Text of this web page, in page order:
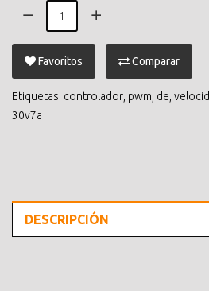
Favoritos Comparar
Etiquetas: controlador pwm de
30v7a
DESCRIPCIÓN